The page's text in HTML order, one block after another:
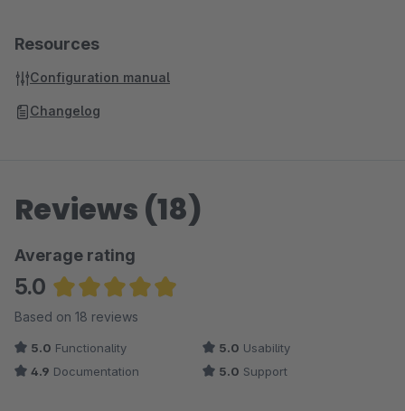
Resources
Configuration manual
Changelog
Reviews (18)
Average rating
5.0
Average rating of 4.97 out of 5 stars
Based on 18 reviews
5.0 Functionality 5.0 Usability
4.9 Documentation 5.0 Support